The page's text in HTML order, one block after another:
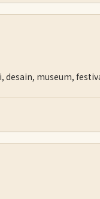
museum,